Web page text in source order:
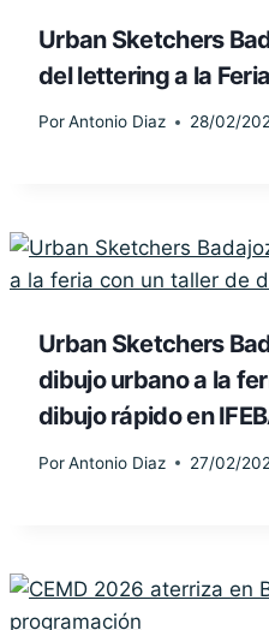
Urban Sketchers
del lettering a la
PorAntonio Diaz 28/02/
Urban Sketchers
dibujo urbano a la
dibujo rápido en
PorAntonio Diaz 27/02/